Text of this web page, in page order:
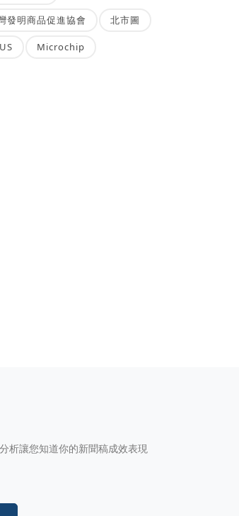
發明商品促進協會 北市圖
Microchip
析讓您知道你的新聞稿成效表現